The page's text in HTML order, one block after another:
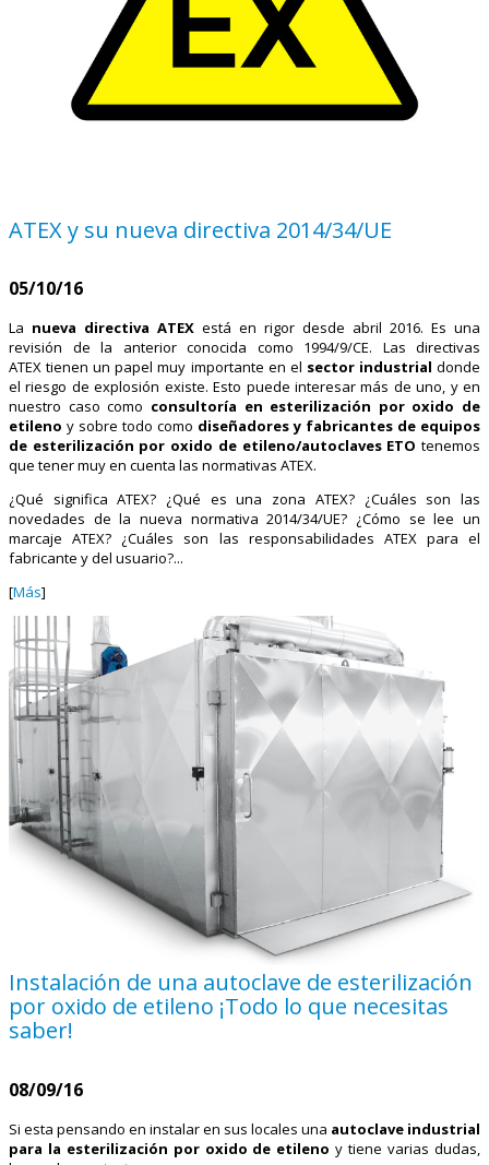
ATEX y su nueva directiva 2014/34/UE
05/10/16
La nueva directiva ATEX está en rigor desde abril 2016. Es una
revisión de la anterior conocida como 1994/9/CE. Las directivas
ATEX tienen un papel muy importante en el sector industrialdonde
el riesgo de explosión existe. Esto puede interesar más de uno, y en
nuestro caso como consultoría en esterilización por oxido de
etileno y sobre todo como diseñadores y fabricantes de equipos
de esterilización por oxido de etileno/autoclaves ETO tenemos
que tener muy en cuenta las normativas ATEX.
¿Qué significa ATEX? ¿Qué es una zona ATEX? ¿Cuáles son las
novedades de la nueva normativa 2014/34/UE? ¿Cómo se lee un
marcaje ATEX? ¿Cuáles son las responsabilidades ATEX para el
fabricante y del usuario?...
[Más]
Instalación de una autoclave de esterilización
por oxido de etileno ¡Todo lo que necesitas
saber!
08/09/16
Si esta pensando en instalar en sus locales una autoclave industrial
para la esterilización por oxido de etilenoy tiene varias dudas,